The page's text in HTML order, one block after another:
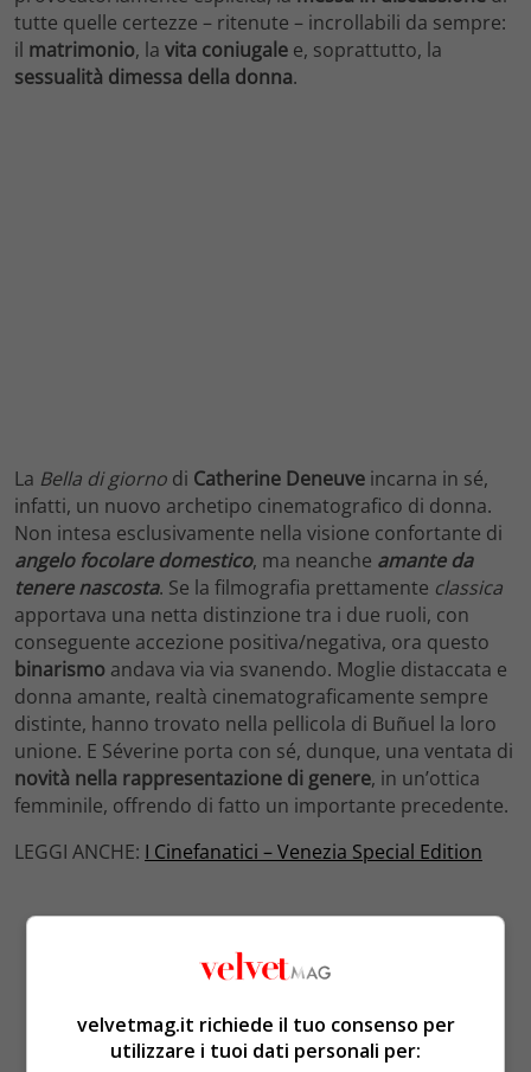
tutte quelle certezze – ritenute – incrollabili da sempre:
il matrimonio, la vita coniugale e, soprattutto, la
sessualità dimessa della donna.
La Bella di giorno di Catherine Deneuve incarna in sé,
infatti, un nuovo archetipo cinematografico di donna.
Non intesa esclusivamente nella visione confortante di
angelo focolare domestico, ma neanche amante da
tenere nascosta. Se la filmografia prettamente classica
apportava una netta distinzione tra i due ruoli, con
conseguente accezione positiva/negativa, ora questo
binarismo andava via via svanendo. Moglie distaccata e
donna amante, realtà cinematograficamente sempre
distinte, hanno trovato nella pellicola di Buñuel la loro
unione. E Séverine porta con sé, dunque, una ventata di
novità nella rappresentazione digenere, in un’ottica
femminile, offrendo di fatto un importante precedente.
LEGGI ANCHE: I Cinefanatici – Venezia Special Edition
velvetmag.it richiede il tuo consenso per
utilizzare i tuoi dati personali per: